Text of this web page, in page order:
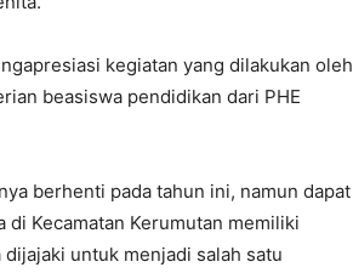
kegiatan yang dilakukan oleh
beasiswa pendidikan dari PHE
berhenti pada tahun ini, namun dapat
Kecamatan Kerumutan memiliki
untuk menjadi salah satu